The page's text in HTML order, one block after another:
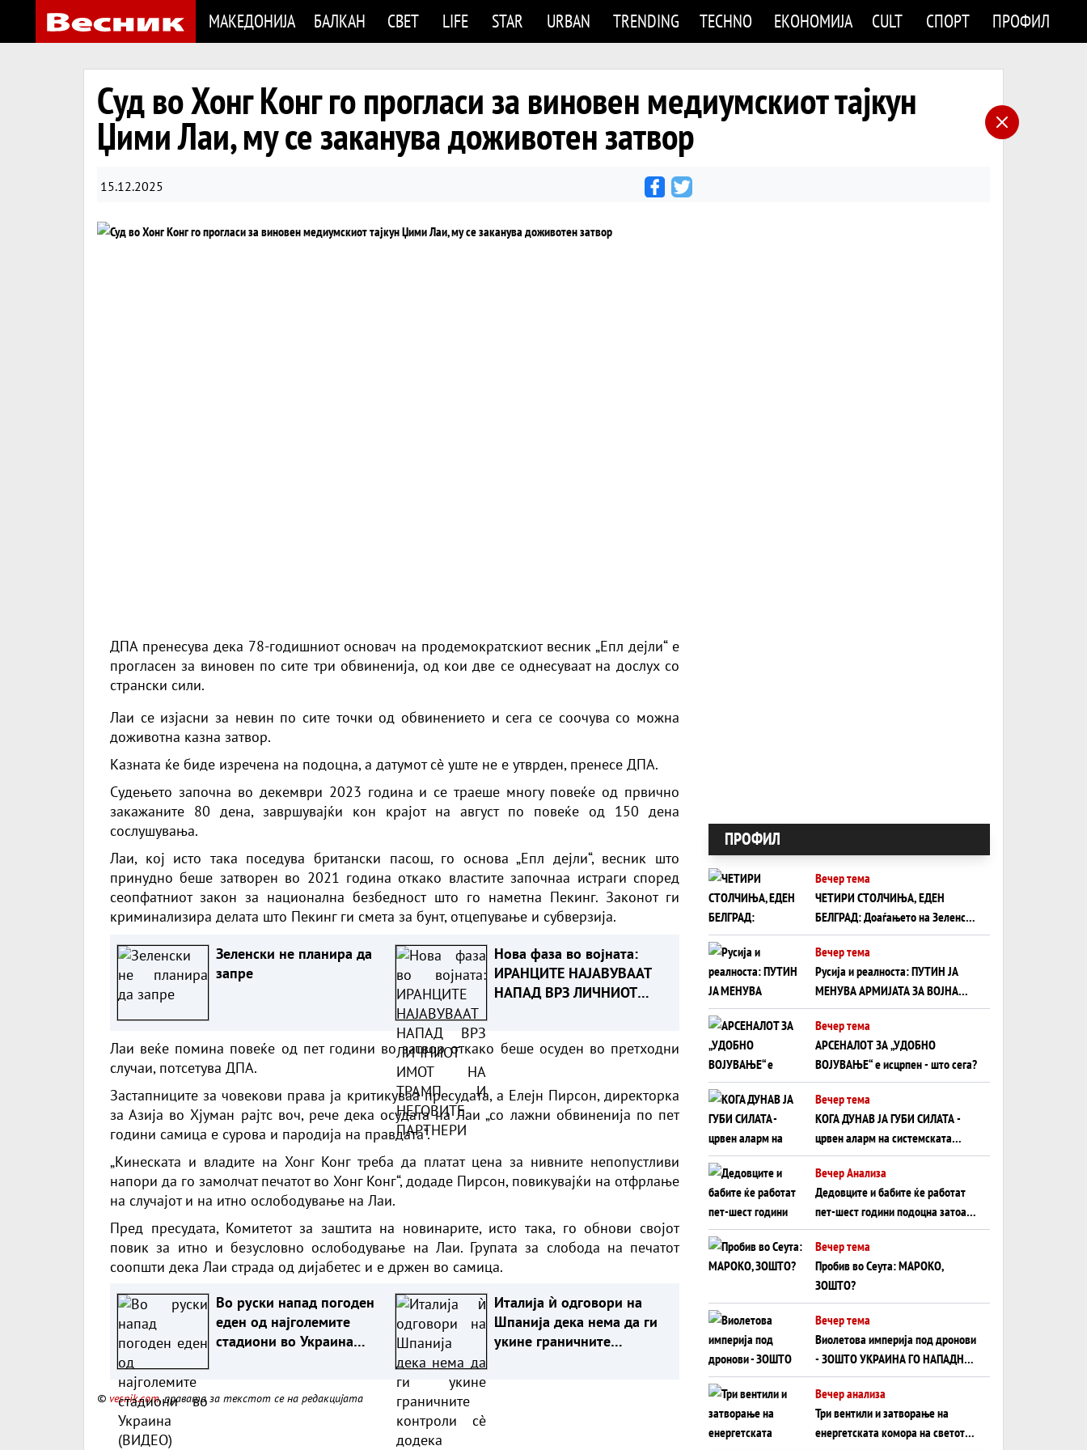
МАКЕДОНИЈА БАЛКАН СВЕТ LIFE STAR URBAN TRENDING TECHNO ЕКОНОМИЈА CULT СПОРТ ПРОФИЛ
Суд во Хонг Конг го прогласи за виновен медиумскиот тајкун
Џими Лаи, му се заканува доживотен затвор
15.12.2025
ДПА пренесува дека 78-годишниот основач на продемократскиот весник „Епл дејли“ е
прогласен за виновен по сите три обвиненија, од кои две се однесуваат на дослух со
странски сили.
Лаи се изјасни за невин по сите точки од обвинението и сега се соочува со можна
доживотна казна затвор.
Казната ќе биде изречена на подоцна, а датумот сè уште не е утврден, пренесе ДПА.
Судењето започна во декември 2023 година и се траеше многу повеќе од првично
закажаните 80 дена, завршувајќи кон крајот на август по повеќе од 150 дена
сослушувања.
Лаи, кој исто така поседува британски пасош, го основа „Епл дејли“, весник што
принудно беше затворен во 2021 година откако властите започнаа истраги според
сеопфатниот закон за национална безбедност што го наметна Пекинг. Законот ги
криминализира делата што Пекинг ги смета за бунт, отцепување и субверзија.
Зеленски не планира да
запре
Нова фаза во војната:
ИРАНЦИТЕ НАЈАВУВААТ
НАПАД ВРЗ ЛИЧНИОТ
Лаи веќе помина повеќе од пет години во затвор откако беше осуден во претходни
случаи, потсетува ДПА.
Застапниците за човекови права ја критикуваа пресудата, а Елејн Пирсон, директорка
за Азија во Хјуман рајтс воч, рече дека осудата на Лаи „со лажни обвиненија по пет
години самица е сурова и пародија на правдата“.
„Кинеската и владите на Хонг Конг треба да платат цена за нивните непопустливи
напори да го замолчат печатот во Хонг Конг“, додаде Пирсон, повикувајќи на отфрлање
на случајот и на итно ослободување на Лаи.
Пред пресудата, Комитетот за заштита на новинарите, исто така, го обнови својот
повик за итно и безусловно ослободување на Лаи. Групата за слобода на печатот
соопшти дека Лаи страда од дијабетес и е држен во самица.
Во руски напад погоден
еден од најголемите
стадиони во Украина
Италија ѝ одговори на
Шпанија дека нема да ги
укине граничните
© vesnik.com, правата за текстот се на редакцијата
ПРОФИЛ
Вечер тема
ЧЕТИРИ СТОЛЧИЊА, ЕДЕН
БЕЛГРАД: Доаѓањето на Зеленски
ги открива тајните на политиката
на балансирање на Вучиќ
Вечер тема
Русија и реалноста: ПУТИН ЈА
МЕНУВА АРМИЈАТА ЗА ВОЈНА
ШТО ОСТАНУВА БЕЗ ФРОНТ
Вечер тема
АРСЕНАЛОТ ЗА „УДОБНО
ВОЈУВАЊЕ“ е исцрпен - што сега?
Вечер тема
КОГА ДУНАВ ЈА ГУБИ СИЛАТА -
црвен аларм на системската
плоча од јужна Германија до
Црното Море...
Вечер Анализа
Дедовците и бабите ќе работат
пет-шест години подоцна затоа
што НЕМААТ ВНУЦИ ДА ГИ
ЗАМЕНАТ
Вечер тема
Пробив во Сеута: МАРОКО,
ЗОШТО?
Вечер тема
Виолетова империја под дронови
- ЗОШТО УКРАИНА ГО НАПАДНА
РУСКИОТ WILDBERRIES
Вечер анализа
Три вентили и затворање на
енергетската комора на светот: